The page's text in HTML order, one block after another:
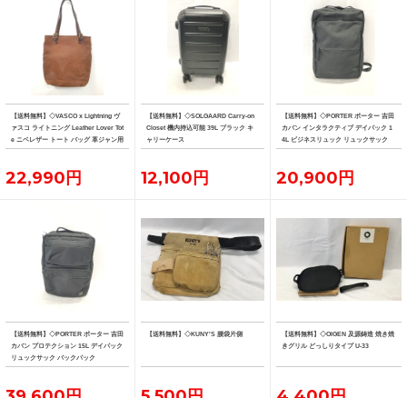
【送料無料】◇VASCO x Lightning ヴ
ァスコ ライトニング Leather Lover Tot
e ニベレザー トート バッグ 革ジャン用
トート
22,990円
【送料無料】◇SOLGAARD Carry-on
Closet 機内持込可能 39L ブラック キ
ャリーケース
12,100円
【送料無料】◇PORTER ポーター 吉田
カバン インタラクティブ デイパック 1
4L ビジネスリュック リュックサック
20,900円
【送料無料】◇PORTER ポーター 吉田
カバン プロテクション 15L デイパック
リュックサック バックパック
【送料無料】◇KUNY'S 腰袋片側
【送料無料】◇OIGEN 及源鋳造 焼き焼
きグリル どっしりタイプ U-33